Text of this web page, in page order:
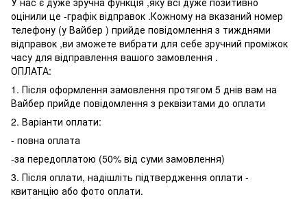
оцінили це -графік відправок .Кожному на вказаний номер
телефону (у Вайбер ) прийде повідомлення з тижднями
відправок ,ви зможете вибрати для себе зручний проміжок
часу для відправлення вашого замовлення .
ОПЛАТА:
1. Після оформлення замовлення протягом 5 днів вам на
Вайбер прийде повідомлення з реквізитами до оплати
2. Варіанти оплати:
- повна оплата
-за передоплатою (50% від суми замовлення)
3. Після оплати, надішліть підтвердження оплати -
квитанцію або фото оплати.